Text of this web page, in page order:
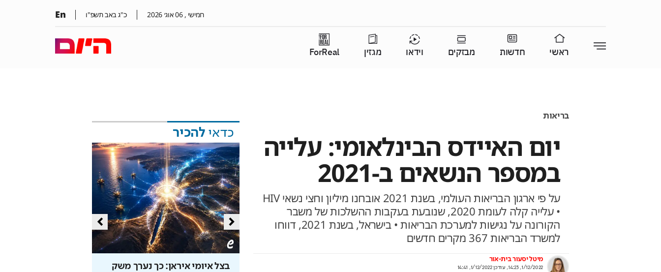
חמישי , 06אוג׳ 2026 כ"ג באב תשפ"ו En
ראשי חדשות מבזקים וידאו מגזין ForReal
בריאות
יום האיידס הבינלאומי: עלייה
במספר הנשאים ב-2021
על פי ארגון הבריאות העולמי, בשנת 2021 אובחנו מיליון וחצי נשאי HIV
• עלייה קלה לעומת 2020, שנובעת בעקבות ההשלכות של משבר
הקורונה על נגישות למערכת הבריאות • בישראל, בשנת 2021, דווחו
למשרד הבריאות 367 מקרים חדשים
מיטל יסעור בית-אור
1/12/2022, 14:23
, עודכן1/12/2022, 14:41
כדאי להכיר
בצל איומי איראן: כך נערך משק
שיא של 600 מיליון שקל: הטוטו
החדש שמסקרן רוכשים